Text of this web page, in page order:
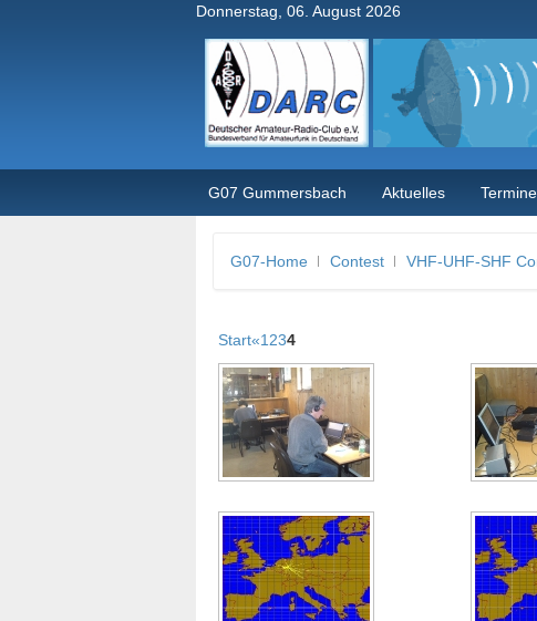
Donnerstag, 06. August 2026
G07 Gummersbach Aktuelles Termine
G07-Home Contest VHF-UHF-SHF
Start«1 234